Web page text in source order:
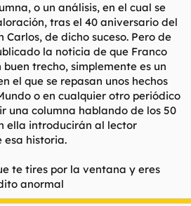
o un análisis, en el cual se
tras el 40 aniversario del
de dicho suceso. Pero de
la noticia de que Franco
trecho, simplemente es un
el que se repasan unos hechos
o en cualquier otro periódico
una columna hablando de los 50
ella introducirán al lector
esa historia.
te tires por la ventana y eres
anormal